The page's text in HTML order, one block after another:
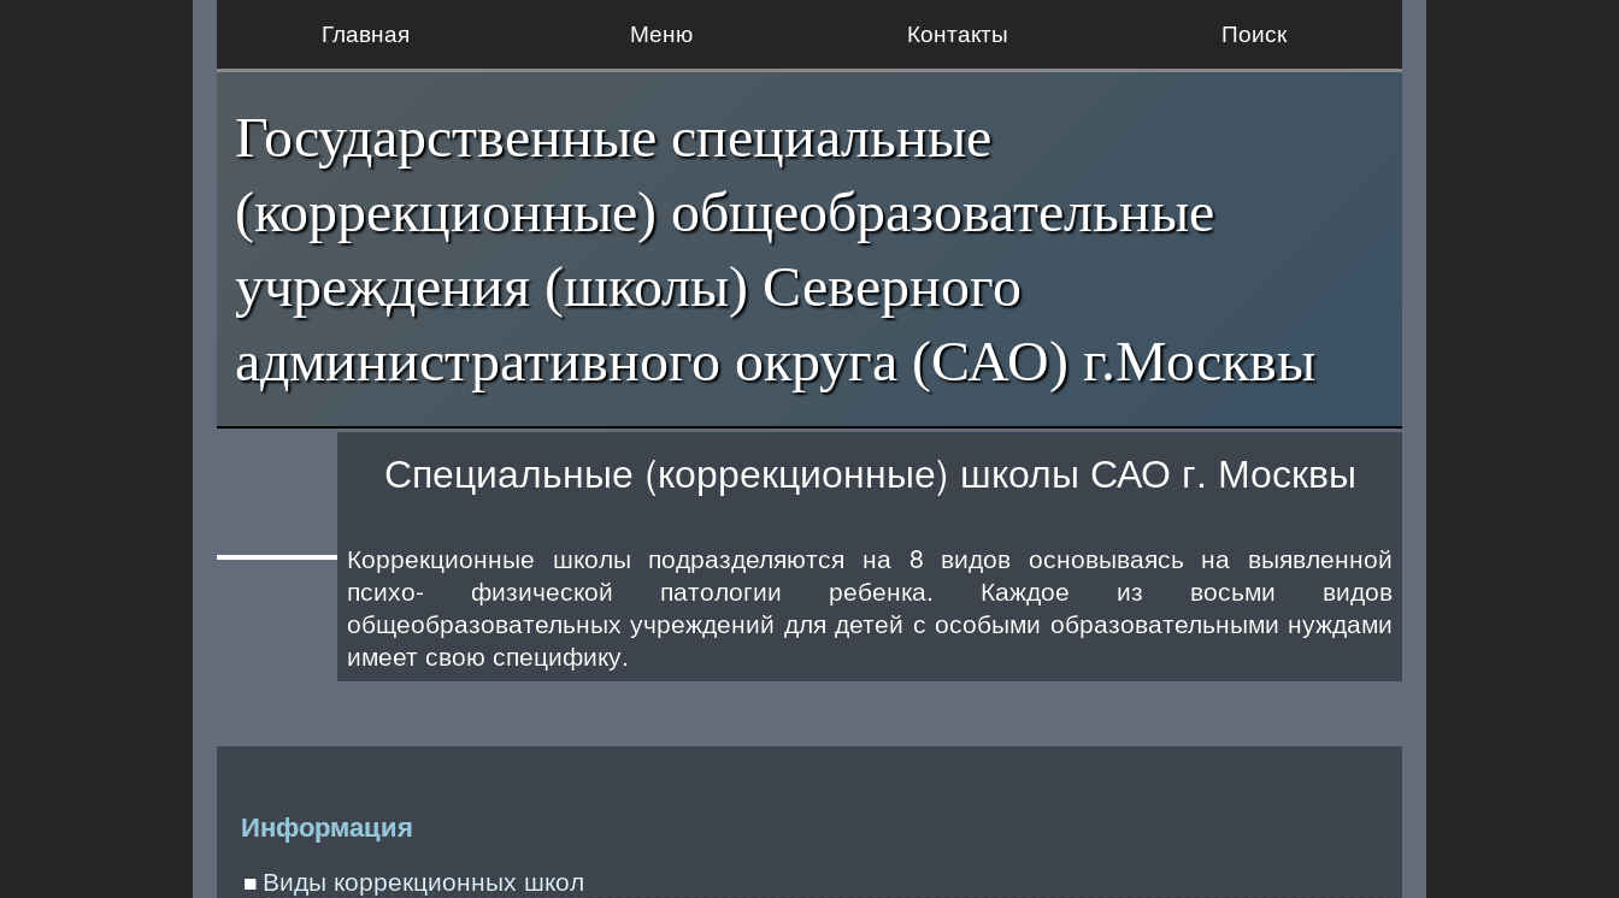
Главная Меню Контакты Поиск
Государственные специальные
(коррекционные) общеобразовательные
учреждения (школы) Северного
административного округа (САО) г.Москвы
Специальные (коррекционные) школы САО г. Москвы
Коррекционные школы подразделяются на 8 видов основываясь на выявленной
психо- физической патологии ребенка. Каждое из восьми видов
общеобразовательных учреждений для детей с особыми образовательными нуждами
имеет свою специфику.
Информация
Виды коррекционных школ